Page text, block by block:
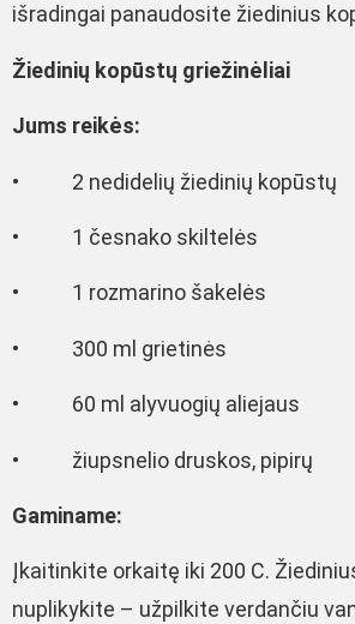
išradingai panaudosite žiedinius
Žiedinių kopūstų griežinėliai
Jums reikės:
• 2 nedidelių žiedinių kopūstų
• 1 česnako skiltelės
• 1 rozmarino šakelės
• 300 ml grietinės
• 60 ml alyvuogių aliejaus
• žiupsnelio druskos, pipirų
Gaminame:
Įkaitinkite orkaitę iki 200 C.
nuplikykite – užpilkite verdančiu